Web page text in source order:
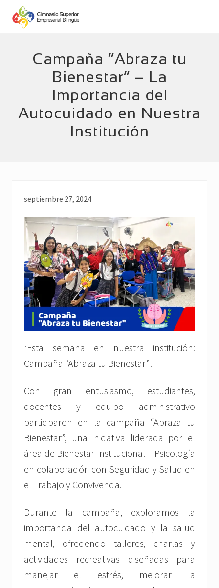
Campaña “Abraza tu
Bienestar” – La
Importancia del
Autocuidado en Nuestra
Institución
septiembre 27, 2024
¡Esta semana en nuestra institución:
Campaña “Abraza tu Bienestar”!
Con gran entusiasmo, estudiantes,
docentes y equipo administrativo
participaron en la campaña “Abraza tu
Bienestar”, una iniciativa liderada por el
área de Bienestar Institucional – Psicología
en colaboración con Seguridad y Salud en
el Trabajo y Convivencia.
Durante la campaña, exploramos la
importancia del autocuidado y la salud
mental, ofreciendo talleres, charlas y
actividades recreativas diseñadas para
manejar el estrés, mejorar la